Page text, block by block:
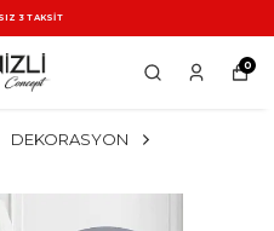
3 TAKSİT
0
DEKORASYON